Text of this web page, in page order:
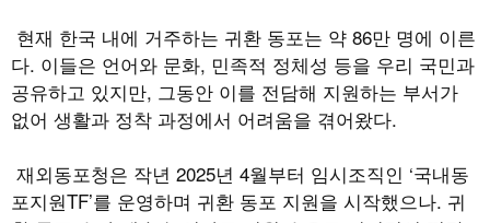
현재 한국 내에 거주하는 귀환 동포는 약 86만 명에 이른
다. 이들은 언어와 문화, 민족적 정체성 등을 우리 국민과
공유하고 있지만, 그동안 이를 전담해 지원하는 부서가
없어 생활과 정착 과정에서 어려움을 겪어왔다.
재외동포청은 작년 2025년 4월부터 임시조직인 ‘국내동
포지원TF’를 운영하며 귀환 동포 지원을 시작했으나. 귀